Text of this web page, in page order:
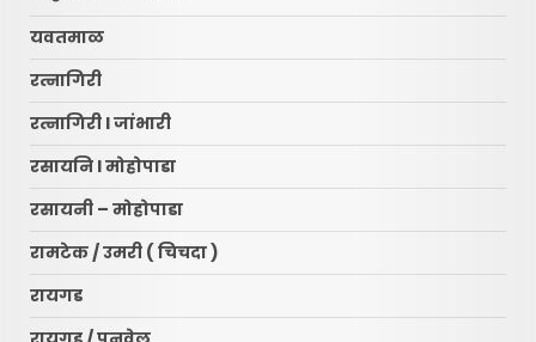
यवतमाळ
रत्नागिरी
रत्नागिरी l जांभारी
रसायनि l मोहोपाडा
रसायनी – मोहोपाडा
रामटेक / उमरी ( चिचदा )
रायगड